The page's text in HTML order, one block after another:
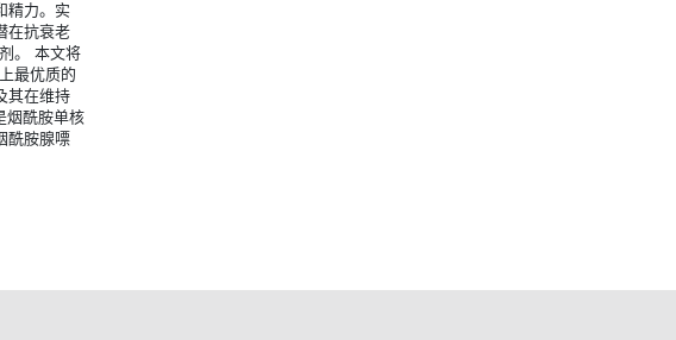
精力。实
在抗衰老
。 本文将
最优质的
其在维持
烟酰胺单核
酰胺腺嘌